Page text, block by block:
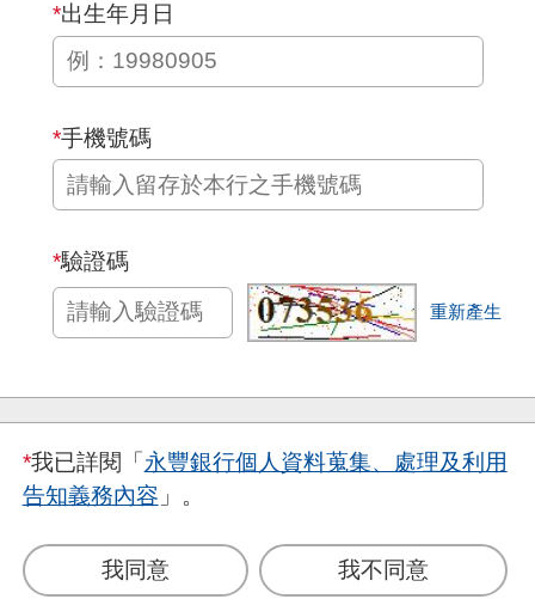
*出生年月日
*手機號碼
*驗證碼
重新產生
*我已詳閱「 永豐銀行個人資料蒐集、處理及利用
告知義務內容 」。
我同意 我不同意